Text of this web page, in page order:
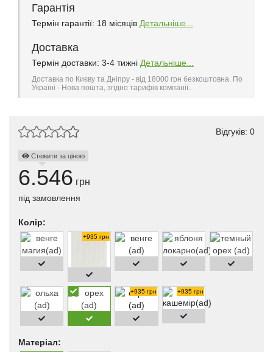
Гарантія
Термін гарантії: 18 місяців Детальніше...
Доставка
Термін доставки: 3-4 тижні Детальніше...
Доставка по Києву та Дніпру - від 18000 грн безкоштовна. По
Україні - Нова пошта, згідно тарифів компанії..
Відгуків: 0
Стежити за ціною
6.546 грн
під замовлення
Колір:
+935 грн
+935 грн +935 грн
Матеріал: